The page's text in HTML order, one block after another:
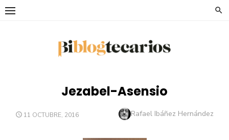
Saltar
Jezabel-Asensio
PUBLICADO
11 OCTUBRE, 2016 Autor
Rafael Ibáñez Hernández